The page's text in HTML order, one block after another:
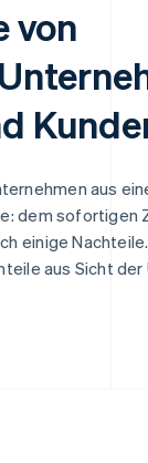
von
aus
dem sofortigen
einige
aus Sicht